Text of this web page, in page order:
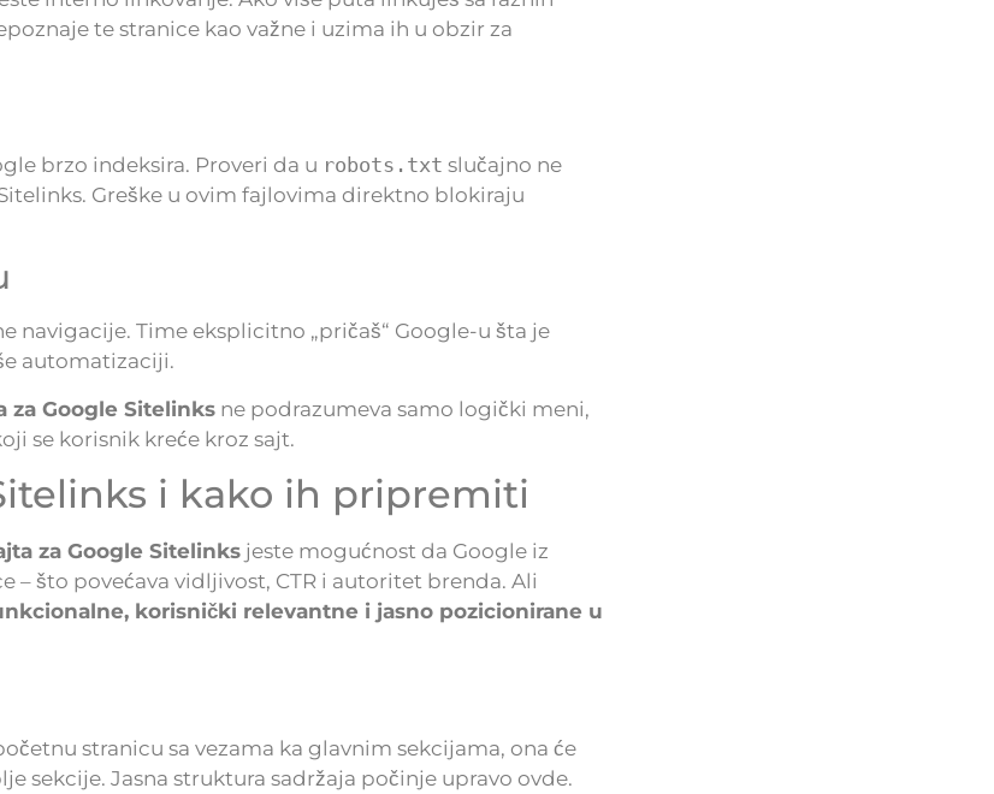
te stranice kao važne i uzima ih u obzir za
brzo indeksira. Proveri da u robots.txt slučajno ne
Greške u ovim fajlovima direktno blokiraju
navigacije. Time eksplicitno „pričaš“ Google-u šta je
automatizaciji.
za Google Sitelinks ne podrazumeva samo logički meni,
se korisnik kreće kroz sajt.
i kako ih pripremiti
za Google Sitelinks jeste mogućnost da Google iz
što povećava vidljivost, CTR i autoritet brenda. Ali
korisnički relevantne i jasno pozicionirane u
stranicu sa vezama ka glavnim sekcijama, ona će
sekcije. Jasna struktura sadržaja počinje upravo ovde.